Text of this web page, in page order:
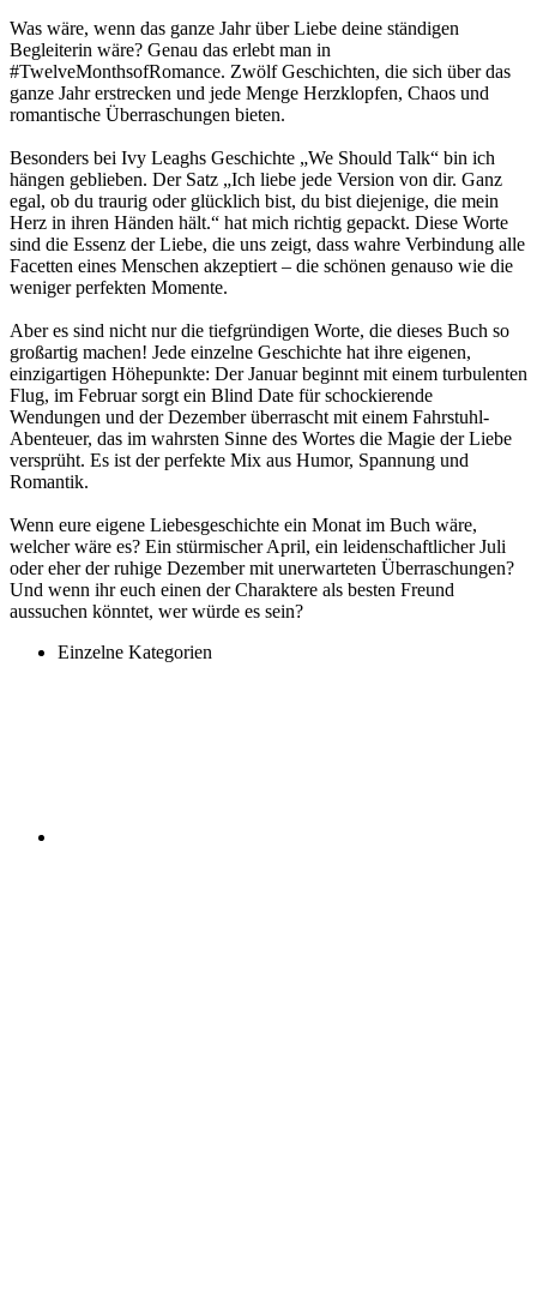
Was wäre, wenn das ganze Jahr über Liebe deine ständigen
Begleiterin wäre? Genau das erlebt man in
#TwelveMonthsofRomance. Zwölf Geschichten, die sich über das
ganze Jahr erstrecken und jede Menge Herzklopfen, Chaos und
romantische Überraschungen bieten.
Besonders bei Ivy Leaghs Geschichte „We Should Talk“ bin ich
hängen geblieben. Der Satz „Ich liebe jede Version von dir. Ganz
egal, ob du traurig oder glücklich bist, du bist diejenige, die mein
Herz in ihren Händen hält.“ hat mich richtig gepackt. Diese Worte
sind die Essenz der Liebe, die uns zeigt, dass wahre Verbindung alle
Facetten eines Menschen akzeptiert – die schönen genauso wie die
weniger perfekten Momente.
Aber es sind nicht nur die tiefgründigen Worte, die dieses Buch so
großartig machen! Jede einzelne Geschichte hat ihre eigenen,
einzigartigen Höhepunkte: Der Januar beginnt mit einem turbulenten
Flug, im Februar sorgt ein Blind Date für schockierende
Wendungen und der Dezember überrascht mit einem Fahrstuhl-
Abenteuer, das im wahrsten Sinne des Wortes die Magie der Liebe
versprüht. Es ist der perfekte Mix aus Humor, Spannung und
Romantik.
Wenn eure eigene Liebesgeschichte ein Monat im Buch wäre,
welcher wäre es? Ein stürmischer April, ein leidenschaftlicher Juli
oder eher der ruhige Dezember mit unerwarteten Überraschungen?
Und wenn ihr euch einen der Charaktere als besten Freund
aussuchen könntet, wer würde es sein?
Einzelne Kategorien